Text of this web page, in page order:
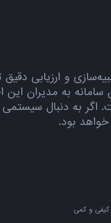
شبیه‌سازی و
سامانه به مدیران
به دنبال
بود.
و کمی